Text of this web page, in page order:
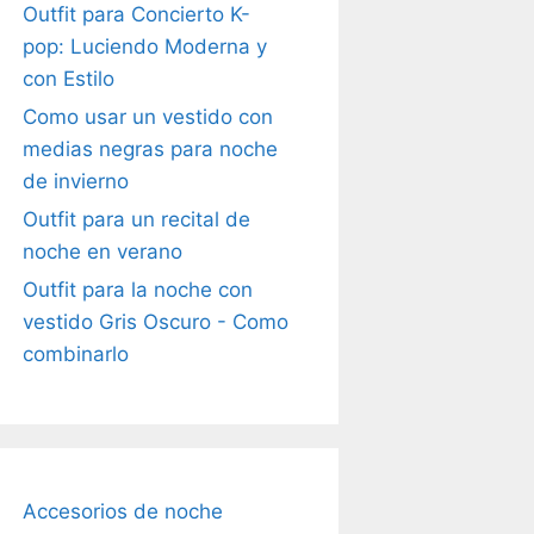
Outfit para Concierto K-
pop: Luciendo Moderna y
con Estilo
Como usar un vestido con
medias negras para noche
de invierno
Outfit para un recital de
noche en verano
Outfit para la noche con
vestido Gris Oscuro - Como
combinarlo
Accesorios de noche